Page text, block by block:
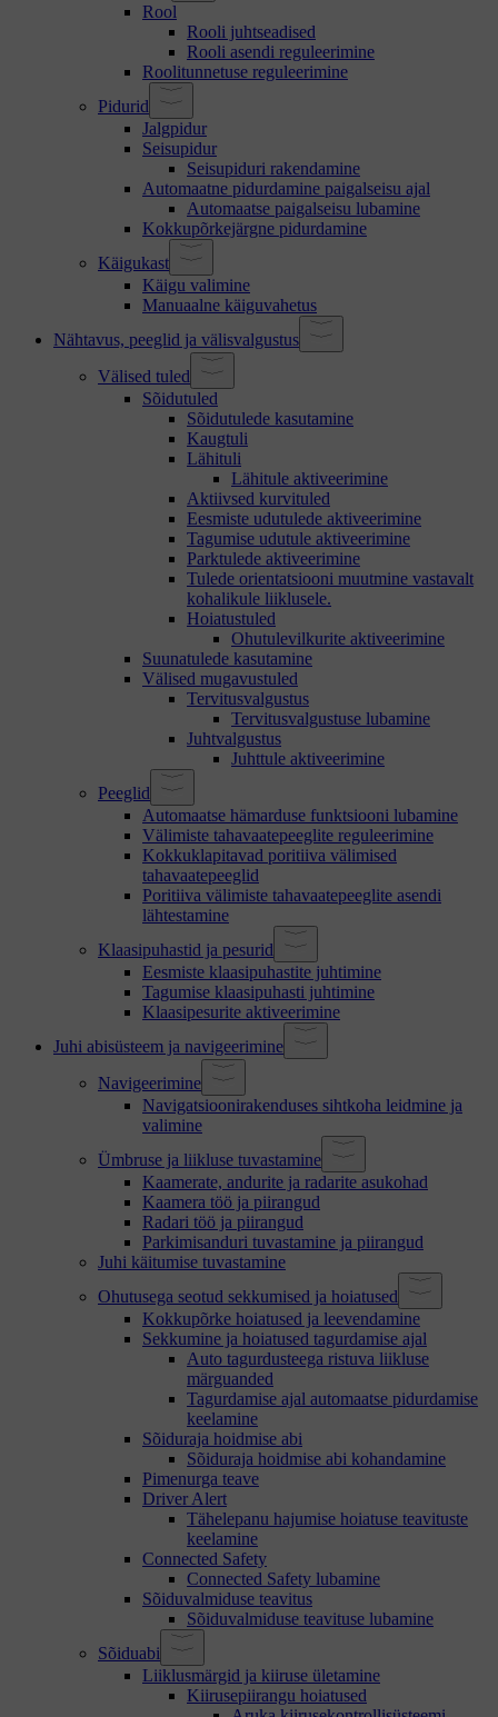
Rool
Rooli juhtseadised
Rooli asendi reguleerimine
Roolitunnetuse reguleerimine
Pidurid
Jalgpidur
Seisupidur
Seisupiduri rakendamine
Automaatne pidurdamine paigalseisu ajal
Automaatse paigalseisu lubamine
Kokkupõrkejärgne pidurdamine
Käigukast
Käigu valimine
Manuaalne käiguvahetus
Nähtavus, peeglid ja välisvalgustus
Välised tuled
Sõidutuled
Sõidutulede kasutamine
Kaugtuli
Lähituli
Lähitule aktiveerimine
Aktiivsed kurvituled
Eesmiste udutulede aktiveerimine
Tagumise udutule aktiveerimine
Parktulede aktiveerimine
Tulede orientatsiooni muutmine vastavalt
kohalikule liiklusele.
Hoiatustuled
Ohutulevilkurite aktiveerimine
Suunatulede kasutamine
Välised mugavustuled
Tervitusvalgustus
Tervitusvalgustuse lubamine
Juhtvalgustus
Juhttule aktiveerimine
Peeglid
Automaatse hämarduse funktsiooni lubamine
Välimiste tahavaatepeeglite reguleerimine
Kokkuklapitavad poritiiva välimised
tahavaatepeeglid
Poritiiva välimiste tahavaatepeeglite asendi
lähtestamine
Klaasipuhastid ja pesurid
Eesmiste klaasipuhastite juhtimine
Tagumise klaasipuhasti juhtimine
Klaasipesurite aktiveerimine
Juhi abisüsteem ja navigeerimine
Navigeerimine
Navigatsioonirakenduses sihtkoha leidmine ja
valimine
Ümbruse ja liikluse tuvastamine
Kaamerate, andurite ja radarite asukohad
Kaamera töö ja piirangud
Radari töö ja piirangud
Parkimisanduri tuvastamine ja piirangud
Juhi käitumise tuvastamine
Ohutusega seotud sekkumised ja hoiatused
Kokkupõrke hoiatused ja leevendamine
Sekkumine ja hoiatused tagurdamise ajal
Auto tagurdusteega ristuva liikluse
märguanded
Tagurdamise ajal automaatse pidurdamise
keelamine
Sõiduraja hoidmise abi
Sõiduraja hoidmise abi kohandamine
Pimenurga teave
Driver Alert
Tähelepanu hajumise hoiatuse teavituste
keelamine
Connected Safety
Connected Safety lubamine
Sõiduvalmiduse teavitus
Sõiduvalmiduse teavituse lubamine
Sõiduabi
Liiklusmärgid ja kiiruse ületamine
Kiirusepiirangu hoiatused